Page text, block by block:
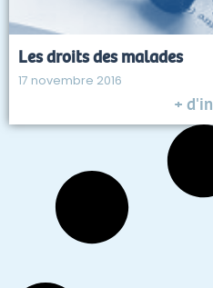
Les droits des malades
17 novembre 2016
+